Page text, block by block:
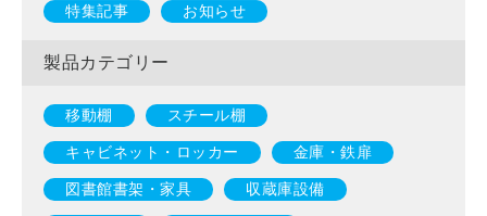
特集記事 お知らせ
製品カテゴリー
移動棚 スチール棚
キャビネット・ロッカー 金庫・鉄扉
図書館書架・家具 収蔵庫設備